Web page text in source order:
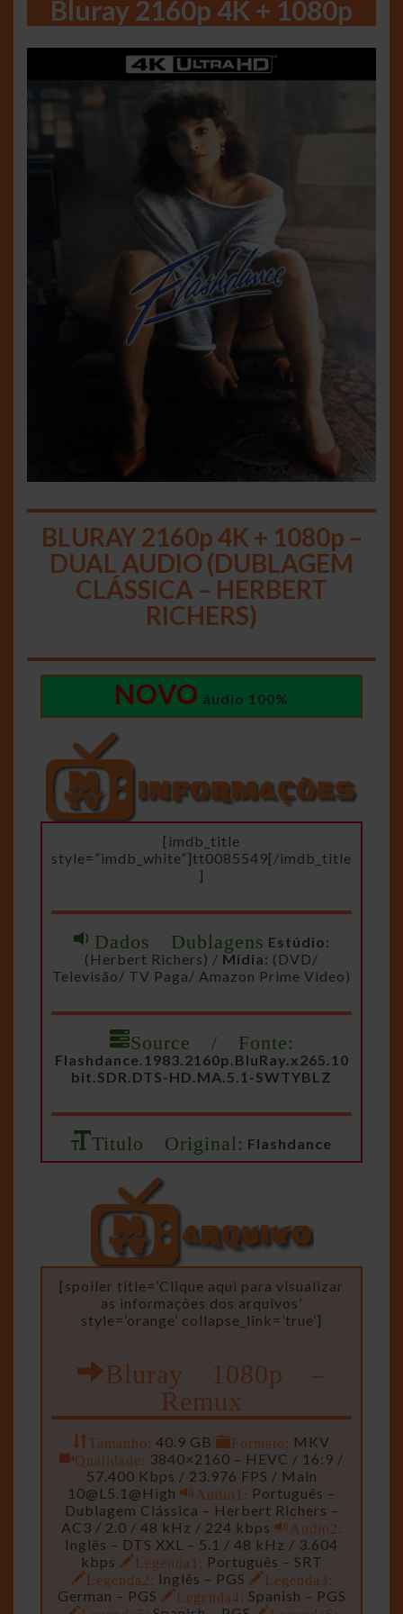
Bluray 2160p 4K + 1080p
BLURAY 2160p 4K + 1080p –
DUAL AUDIO (DUBLAGEM
CLÁSSICA – HERBERT
RICHERS)
NOVO áudio 100%
[imdb_title
style=”imdb_white”]tt0085549[/imdb_title
]
Dados Dublagens Estúdio:
(Herbert Richers) / Mídia: (DVD/
Televisão/ TV Paga/ Amazon Prime Video)
Source / Fonte:
Flashdance.1983.2160p.BluRay.x265.10
bit.SDR.DTS-HD.MA.5.1-SWTYBLZ
Titulo Original: Flashdance
[spoiler title=’Clique aqui para visualizar
as informações dos arquivos’
style=’orange’ collapse_link=’true’]
Bluray 1080p –
Remux
Tamanho: 40.9 GB Formato: MKV
Qualidade: 3840×2160 – HEVC / 16:9 /
57.400 Kbps / 23.976 FPS / Main
10@L5.1 @High Audio1: Português –
Dublagem Clássica – Herbert Richers –
AC3 / 2.0 / 48 kHz / 224 kbps
Audio2:
Inglês – DTS XXL – 5.1 / 48 kHz / 3.604
kbps
Legenda1: Português – SRT
Legenda2: Inglês – PGS
Legenda3:
German – PGS
Legenda4: Spanish – PGS